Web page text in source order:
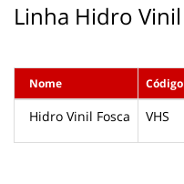
Linha Hidro Vinil
Nome Código
Hidro Vinil Fosca VHS